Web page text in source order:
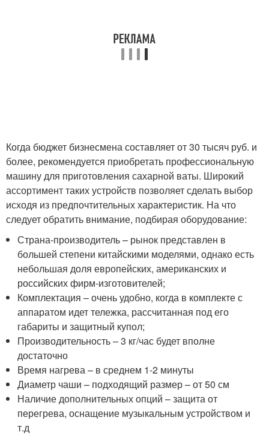
Когда бюджет бизнесмена составляет от 30 тысяч руб. и
более, рекомендуется приобретать профессиональную
машину для приготовления сахарной ваты. Широкий
ассортимент таких устройств позволяет сделать выбор
исходя из предпочтительных характеристик. На что
следует обратить внимание, подбирая оборудование:
Страна-производитель – рынок представлен в
большей степени китайскими моделями, однако есть
небольшая доля европейских, американских и
российских фирм-изготовителей;
Комплектация – очень удобно, когда в комплекте с
аппаратом идет тележка, рассчитанная под его
габариты и защитный купол;
Производительность – 3 кг/час будет вполне
достаточно
Время нагрева – в среднем 1-2 минуты
Диаметр чаши – подходящий размер – от 50 см
Наличие дополнительных опций – защита от
перегрева, оснащение музыкальным устройством и
т.д